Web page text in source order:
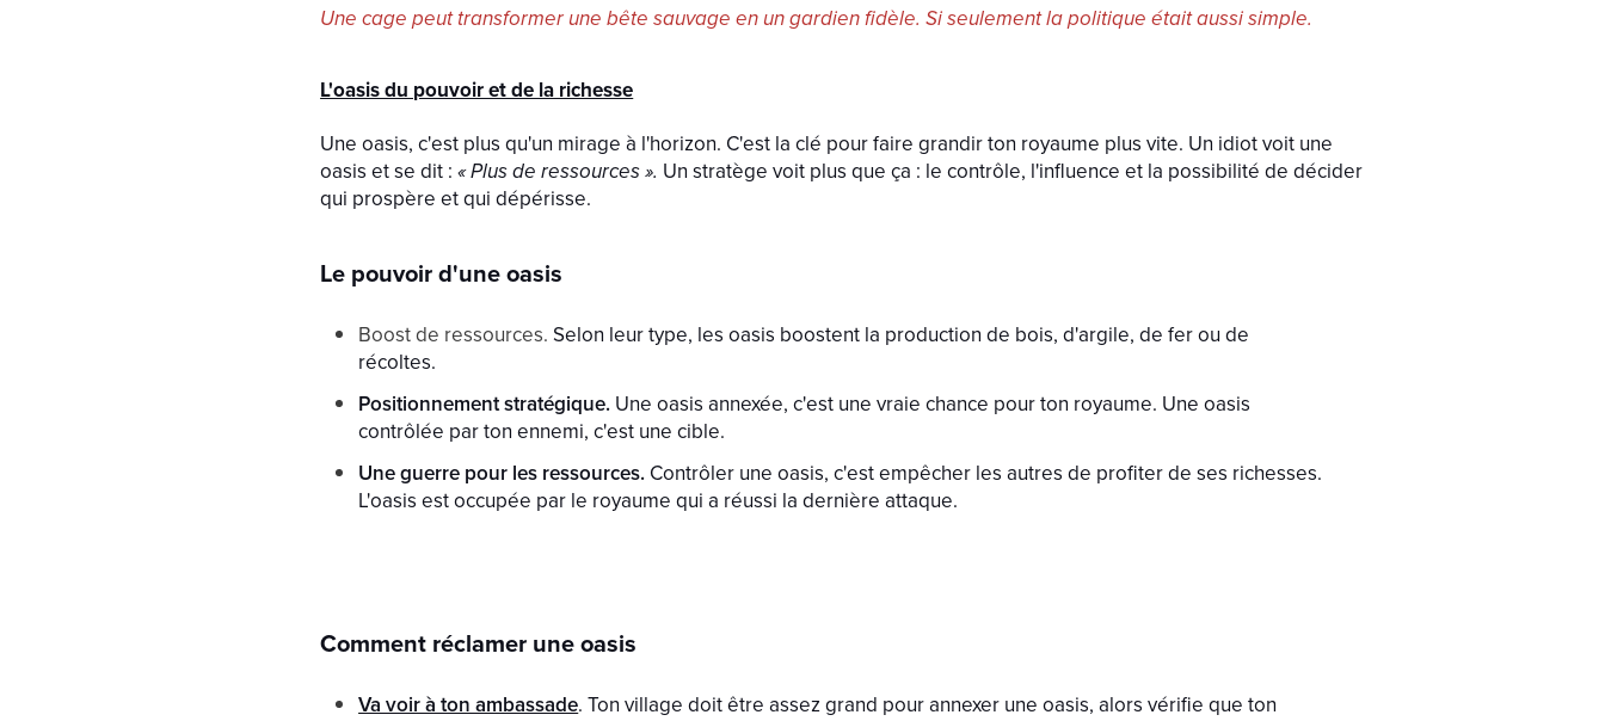
Une cage peut transformer une bête sauvage en un gardien fidèle. Si seulement la politique était aussi simple.
L'oasis du pouvoir et de la richesse
Une oasis, c'est plus qu'un mirage à l'horizon. C'est la clé pour faire grandir ton royaume plus vite. Un idiot voit une
oasis et se dit :« Plus de ressources ». Un stratège voit plus que ça : le contrôle, l'influence et la possibilité de décider
qui prospère et qui dépérisse.
Le pouvoir d'une oasis
Boost de ressources. Selon leur type, les oasis boostent la production de bois, d'argile, de fer ou de
récoltes.
Positionnement stratégique. Une oasis annexée, c'est une vraie chance pour ton royaume. Une oasis
contrôlée par ton ennemi, c'est une cible.
Une guerre pour les ressources. Contrôler une oasis, c'est empêcher les autres de profiter de ses richesses.
L'oasis est occupée par le royaume qui a réussi la dernière attaque.
Comment réclamer une oasis
Va voir à ton ambassade. Ton village doit être assez grand pour annexer une oasis, alors vérifie que ton